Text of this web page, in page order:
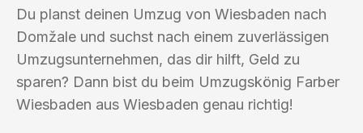
Du planst deinen Umzug von Wiesbaden nach
Domžale und suchst nach einem zuverlässigen
Umzugsunternehmen, das dir hilft, Geld zu
sparen? Dann bist du beim Umzugskönig Farber
Wiesbaden aus Wiesbaden genau richtig!